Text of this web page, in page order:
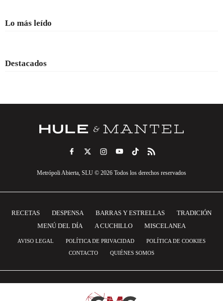
Lo más leído
Destacados
Metrópoli Abierta, SLU © 2026 Todos los derechos reservados
RECETAS DESPENSA BARRAS Y ESTRELLAS
TRADICIÓN
MENÚ DEL DÍA
A CUCHILLO MISCELANEA
AVISO LEGAL POLÍTICA DE PRIVACIDAD
POLÍTICA DE COOKIES
CONTACTO
QUIÉNES SOMOS